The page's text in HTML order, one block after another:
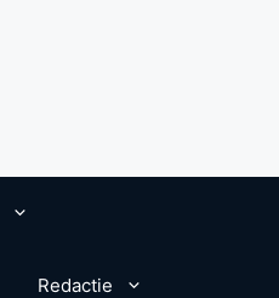
Redactie